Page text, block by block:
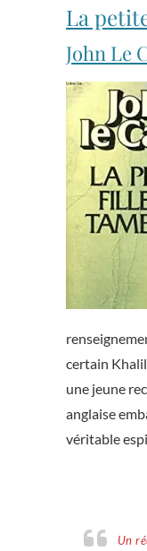
La
John Le
certain Khalil
une jeune
anglaise
véritable
Un récit long et prenant pour le